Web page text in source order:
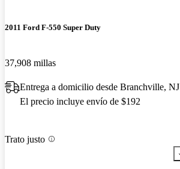
2011 Ford F-550 Super Duty
37,908 millas
Entrega a domicilio desde Branchville, NJ
El precio incluye envío de $192
Trato justo